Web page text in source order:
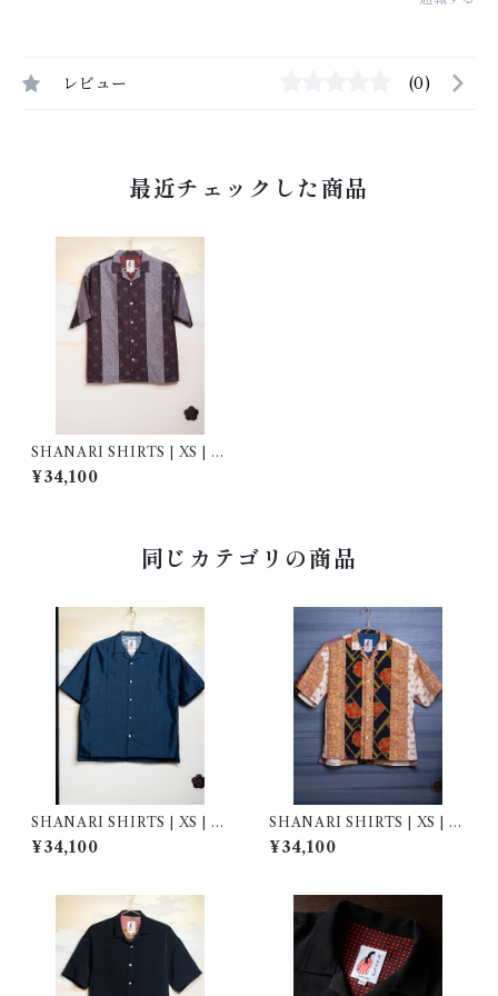
レビュー (0)
最近チェックした商品
SHANARI SHIRTS | XS | 2
63007
¥34,100
同じカテゴリの商品
SHANARI SHIRTS | XS | 2
64056
¥34,100
SHANARI SHIRTS | XS | 2
63058
¥34,100